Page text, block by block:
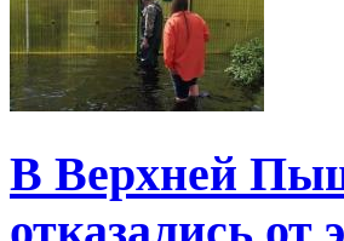
В Верхней